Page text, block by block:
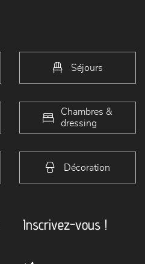
Séjours
Chambres &
dressing
Décoration
Inscrivez-vous !